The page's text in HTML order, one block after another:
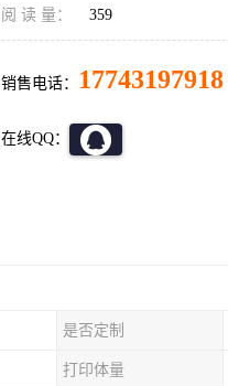
阅 读 量： 359
销售电话： 17743197918
在线QQ：
是否定制
打印体量